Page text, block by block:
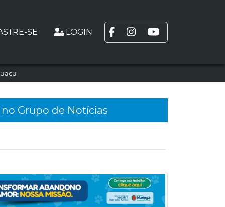
SE LOGIN
Grupo de Notícias